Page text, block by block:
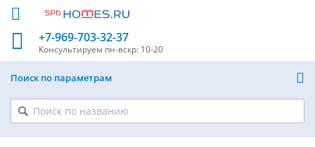
+7-969-703-32-37
Консультируем пн-вскр: 10-20
Поиск по параметрам